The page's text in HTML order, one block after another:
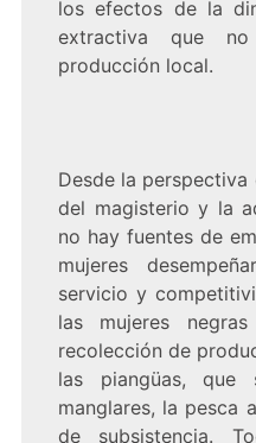
los efectos de la
extractiva que
producción local.
Desde la
del magisterio y la
no hay fuentes de
mujeres
servicio y
las mujeres
recolección de
las piangüas, que
manglares, la pesca
de subsistencia.